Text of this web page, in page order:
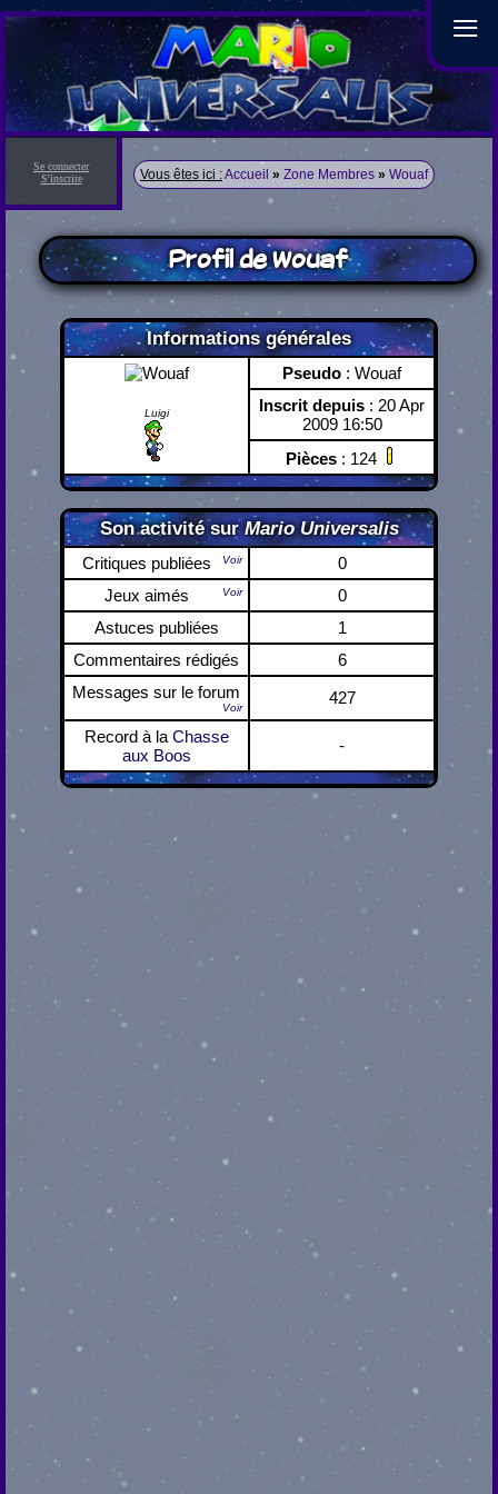
≡
Se connecter
S'inscrire
Vous êtes ici :Accueil » Zone Membres » Wouaf
Profil de Wouaf
Informations générales
Luigi
Pseudo : Wouaf
Inscrit depuis : 20 Apr
2009 16:50
Pièces: 124
Son activité surMario Universalis
Critiques publiées Voir
0
Jeux aimés
Voir
0
Astuces publiées
1
Commentaires rédigés
6
Messages sur le forum
Voir
427
Record à la Chasse
aux Boos
-